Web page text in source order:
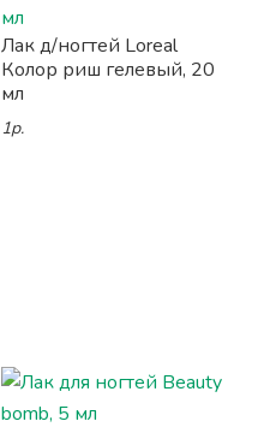
Лак д/ногтей Loreal
Колор риш гелевый, 20
мл
1р.